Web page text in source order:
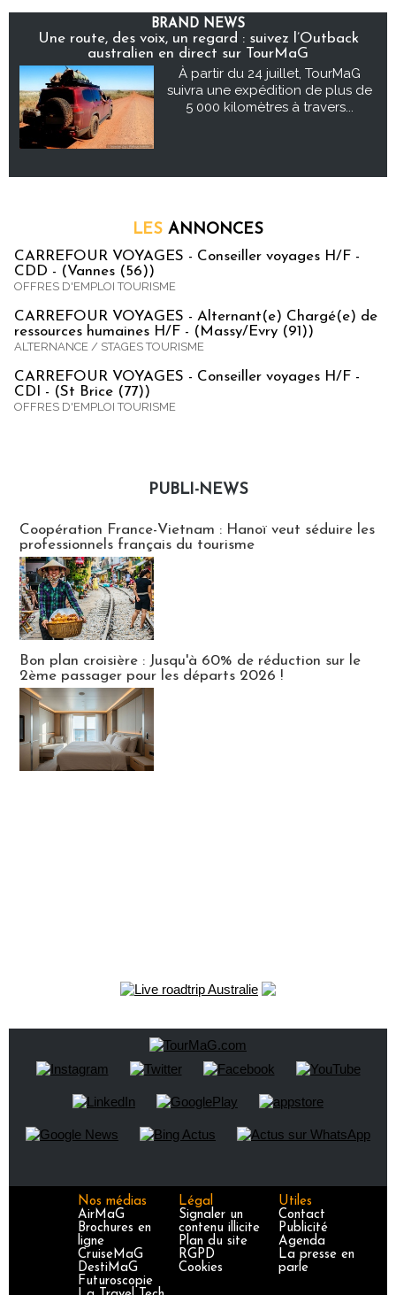
BRAND NEWS
Une route, des voix, un regard : suivez l’Outback
australien en direct sur TourMaG
À partir du 24 juillet, TourMaG
suivra une expédition de plus de
5 000 kilomètres à travers...
LES ANNONCES
CARREFOUR VOYAGES - Conseiller voyages H/F -
CDD - (Vannes (56))
OFFRES D'EMPLOI TOURISME
CARREFOUR VOYAGES - Alternant(e) Chargé(e) de
ressources humaines H/F - (Massy/Evry (91))
ALTERNANCE / STAGES TOURISME
CARREFOUR VOYAGES - Conseiller voyages H/F -
CDI - (St Brice (77))
OFFRES D'EMPLOI TOURISME
PUBLI-NEWS
Coopération France-Vietnam : Hanoï veut séduire les
professionnels français du tourisme
Bon plan croisière : Jusqu'à 60% de réduction sur le
2ème passager pour les départs 2026 !
Nos médias
AirMaG
Brochures en
ligne
CruiseMaG
DestiMaG
Futuroscopie
Légal
Signaler un
contenu illicite
Plan du site
RGPD
Cookies
Utiles
Contact
Publicité
Agenda
La presse en
parle